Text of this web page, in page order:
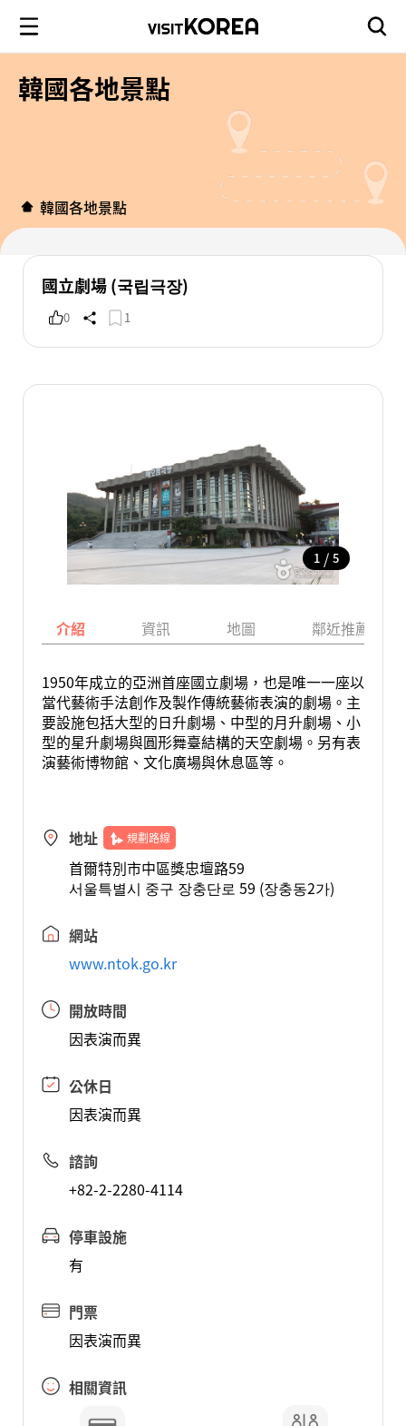
韓國各地景點
韓國各地景點
國立劇場 (국립극장)
0 1
1 / 5
介紹 資訊 地圖 鄰近推薦景點
1950年成立的亞洲首座國立劇場，也是唯一一座以
當代藝術手法創作及製作傳統藝術表演的劇場。主
要設施包括大型的日升劇場、中型的月升劇場、小
型的星升劇場與圓形舞臺結構的天空劇場。另有表
演藝術博物館、文化廣場與休息區等。
地址 規劃路線
首爾特別市中區獎忠壇路59
서울특별시 중구 장충단로 59 (장충동2가)
網站
www.ntok.go.kr
開放時間
因表演而異
公休日
因表演而異
諮詢
+82-2-2280-4114
停車設施
有
門票
因表演而異
相關資訊